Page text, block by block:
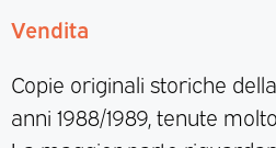
Vendita
Copie originali storiche
anni 1988/1989, tenute